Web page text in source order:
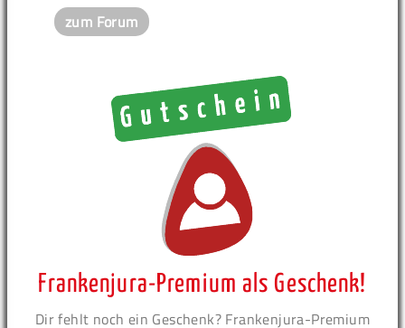
zum Forum
Frankenjura-Premium als Geschenk!
Dir fehlt noch ein Geschenk? Frankenjura-Premium